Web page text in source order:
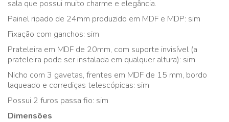
sala que possui muito charme e elegância.
Painel ripado de 24mm produzido em MDF e MDP: sim
Fixação com ganchos: sim
Prateleira em MDF de 20mm, com suporte invisível (a
prateleira pode ser instalada em qualquer altura): sim
Nicho com 3 gavetas, frentes em MDF de 15 mm, bordo
laqueado e corrediças telescópicas: sim
Possui 2 furos passa fio: sim
Dimensões